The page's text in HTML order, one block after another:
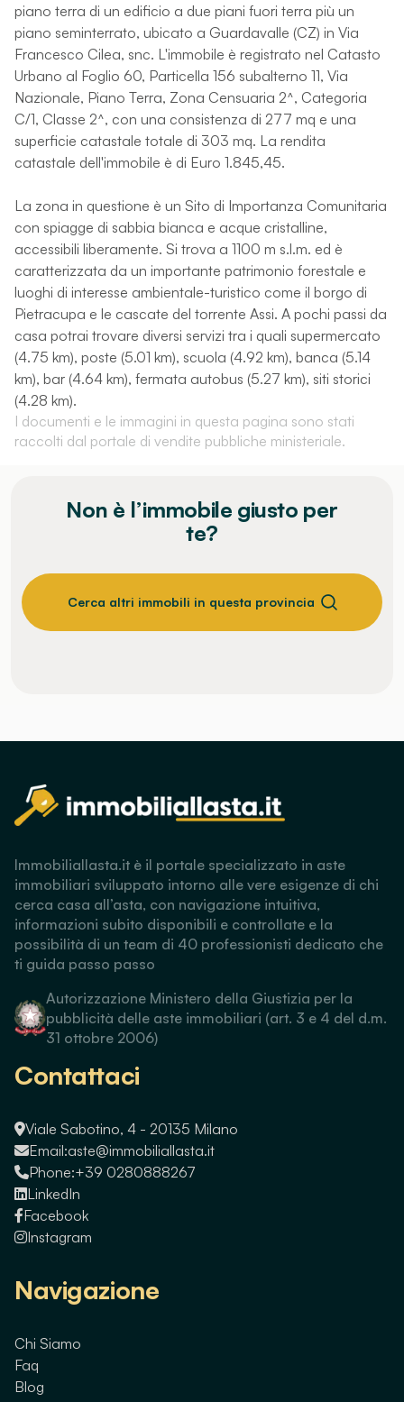
piano terra di un edificio a due piani fuori terra più un
piano seminterrato, ubicato a Guardavalle (CZ) in Via
Francesco Cilea, snc. L'immobile è registrato nel Catasto
Urbano al Foglio 60, Particella 156 subalterno 11, Via
Nazionale, Piano Terra, Zona Censuaria 2^, Categoria
C/1, Classe 2^, con una consistenza di 277 mq e una
superficie catastale totale di 303 mq. La rendita
catastale dell'immobile è di Euro 1.845,45.
La zona in questione è un Sito di Importanza Comunitaria
con spiagge di sabbia bianca e acque cristalline,
accessibili liberamente. Si trova a 1100 m s.l.m. ed è
caratterizzata da un importante patrimonio forestale e
luoghi di interesse ambientale-turistico come il borgo di
Pietracupa e le cascate del torrente Assi. A pochi passi da
casa potrai trovare diversi servizi tra i quali supermercato
(4.75 km), poste (5.01 km), scuola (4.92 km), banca (5.14
km), bar (4.64 km), fermata autobus (5.27 km), siti storici
(4.28 km).
I documenti e le immagini in questa pagina sono stati
raccolti dal portale di vendite pubbliche ministeriale.
Non è l’immobile giusto per
te?
Cerca altri immobili in questa provincia
Immobiliallasta.it è il portale specializzato in aste
immobiliari sviluppato intorno alle vere esigenze di chi
cerca casa all’asta, con navigazione intuitiva,
informazioni subito disponibili e controllate e la
possibilità di un team di 40 professionisti dedicato che
ti guida passo passo
Autorizzazione Ministero della Giustizia per la
pubblicità delle aste immobiliari (art. 3 e 4 del d.m.
31 ottobre 2006)
Contattaci
Viale Sabotino, 4 - 20135 Milano
Email:aste@immobiliallasta.it
Phone:+39 0280888267
LinkedIn
Facebook
Instagram
Navigazione
Chi Siamo
Faq
Blog